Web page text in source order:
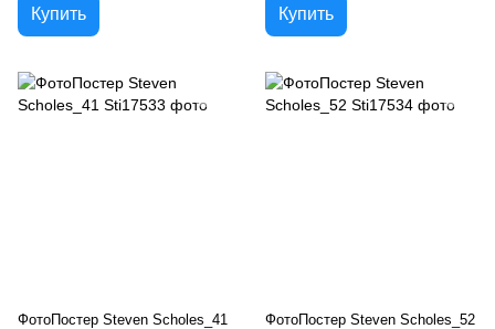
Купить Купить
ФотоПостер Steven Scholes_41 ФотоПостер Steven Scholes_52